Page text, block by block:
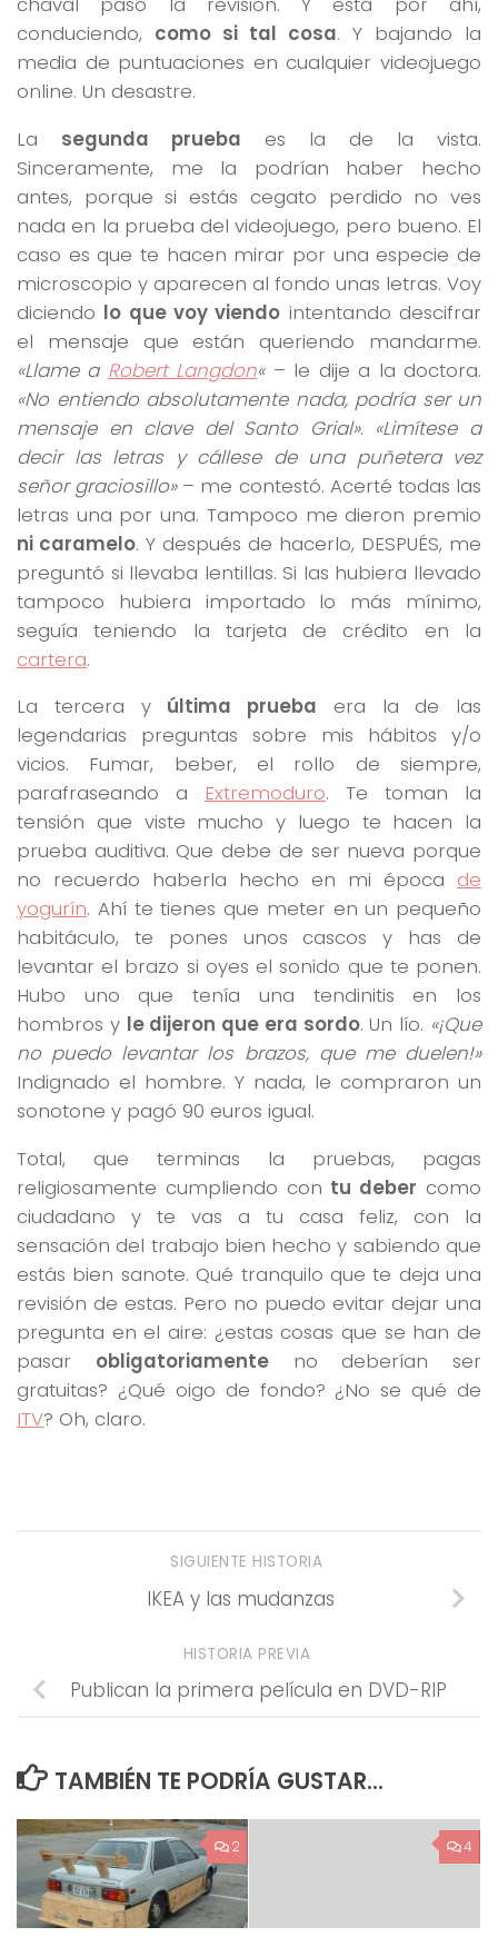
conduciendo, como si tal cosa. Y bajando la
media de puntuaciones en cualquier videojuego
online. Un desastre.
La segunda prueba es la de la vista.
Sinceramente, me la podrían haber hecho
antes, porque si estás cegato perdido no ves
nada en la prueba del videojuego, pero bueno. El
caso es que te hacen mirar por una especie de
microscopio y aparecen al fondo unas letras. Voy
diciendo lo que voy viendo intentando descifrar
el mensaje que están queriendo mandarme.
«Llame a Robert Langdon«– le dije a la doctora.
«No entiendo absolutamente nada, podría ser un
mensaje en clave del Santo Grial». «Limítese a
decir las letras y cállese de una puñetera vez
señor graciosillo»– me contestó. Acerté todas las
letras una por una. Tampoco me dieron premio
ni caramelo. Y después de hacerlo, DESPUÉS, me
preguntó si llevaba lentillas. Si las hubiera llevado
tampoco hubiera importado lo más mínimo,
seguía teniendo la tarjeta de crédito en la
cartera.
La tercera y última prueba era la de las
legendarias preguntas sobre mis hábitos y/o
vicios. Fumar, beber, el rollo de siempre,
parafraseando a Extremoduro. Te toman la
tensión que viste mucho y luego te hacen la
prueba auditiva. Que debe de ser nueva porque
no recuerdo haberla hecho en mi época de
yogurín. Ahí te tienes que meter en un pequeño
habitáculo, te pones unos cascos y has de
levantar el brazo si oyes el sonido que te ponen.
Hubo uno que tenía una tendinitis en los
hombros y le dijeron que era sordo. Un lío. «¡Que
no puedo levantar los brazos, que me duelen!»
Indignado el hombre. Y nada, le compraron un
sonotone y pagó 90 euros igual.
Total, que terminas la pruebas, pagas
religiosamente cumpliendo con tu deber como
ciudadano y te vas a tu casa feliz, con la
sensación del trabajo bien hecho y sabiendo que
estás bien sanote. Qué tranquilo que te deja una
revisión de estas. Pero no puedo evitar dejar una
pregunta en el aire: ¿estas cosas que se han de
pasar obligatoriamenteno deberían ser
gratuitas? ¿Qué oigo de fondo? ¿No se qué de
ITV? Oh, claro.
SIGUIENTE HISTORIA
IKEA y las mudanzas
HISTORIA PREVIA
Publican la primera película en DVD-RIP
TAMBIÉN TE PODRÍA GUSTAR...
2 4